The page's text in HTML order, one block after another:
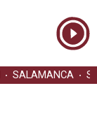
SALAMANCA